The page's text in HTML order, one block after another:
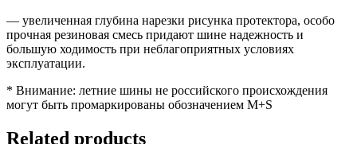
— увеличенная глубина нарезки рисунка протектора, особо
прочная резиновая смесь придают шине надежность и
большую ходимость при неблагоприятных условиях
эксплуатации.
* Внимание: летние шины не российского происхождения
могут быть промаркированы обозначением M+S
Related products